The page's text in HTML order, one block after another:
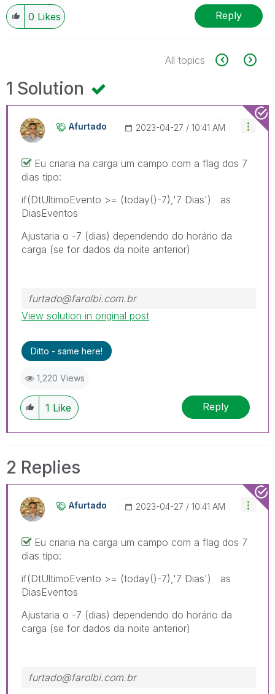
0 Likes Reply
All topics
1 Solution
Afurtado ‎2023-04-27 10:41 AM
Eu criaria na carga um campo com a flag dos 7
dias tipo:
if(DtUltimoEvento >= (today()-7),'7 Dias') as
DiasEventos
Ajustaria o -7 (dias) dependendo do horário da
carga (se for dados da noite anterior)
furtado@farolbi.com.br
View solution in original post
Ditto - same here!
1,220 Views
1 Like Reply
2 Replies
Afurtado ‎2023-04-27 10:41 AM
Eu criaria na carga um campo com a flag dos 7
dias tipo:
if(DtUltimoEvento >= (today()-7),'7 Dias') as
DiasEventos
Ajustaria o -7 (dias) dependendo do horário da
carga (se for dados da noite anterior)
furtado@farolbi.com.br